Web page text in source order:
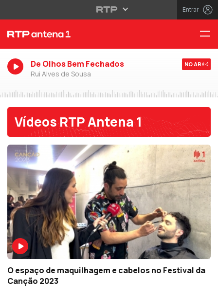
Entrar
De Olhos Bem Fechados
Rui Alves de Sousa
NO AR
Vídeos RTP Antena 1
O espaço de maquilhagem e cabelos no Festival da
Canção 2023